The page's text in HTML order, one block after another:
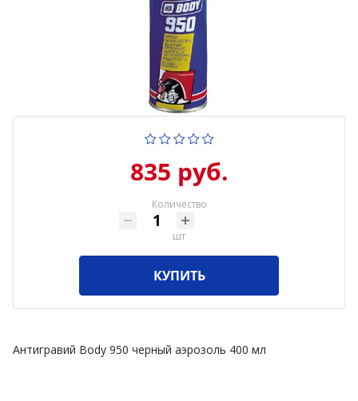
835 руб.
Количество
шт
КУПИТЬ
Антигравий Body 950 черный аэрозоль 400 мл